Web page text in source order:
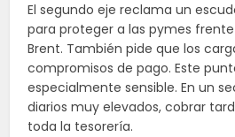
El segundo eje reclama un
para proteger a las pymes
Brent. También pide que los
compromisos de pago. Este
especialmente sensible. En un
diarios muy elevados, cobrar
toda la tesorería.